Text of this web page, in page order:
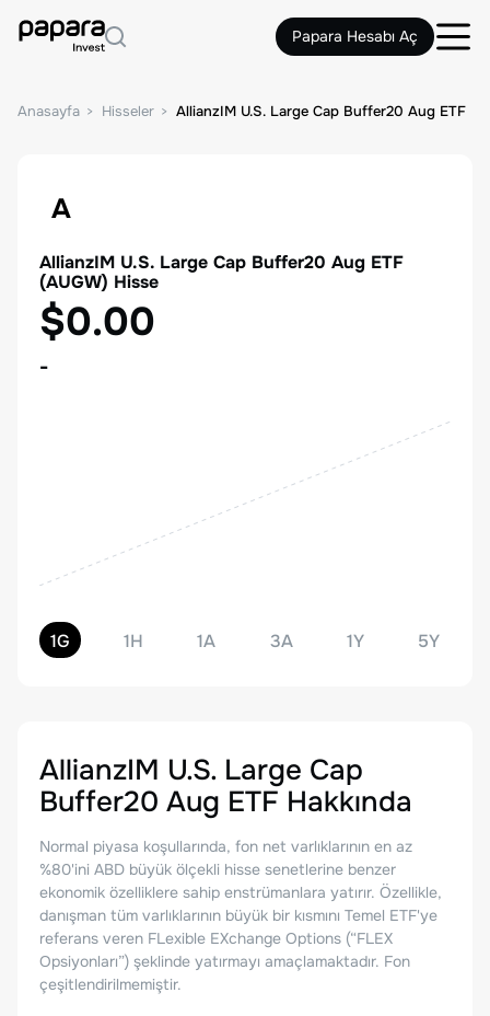
Papara Hesabı Aç
Anasayfa Hisseler AllianzIM U.S. Large Cap Buffer20 Aug ETF
A
AllianzIM U.S. Large Cap Buffer20 Aug ETF
(AUGW) Hisse
$0.00
-
1G 1H 1A 3A 1Y 5Y
AllianzIM U.S. Large Cap
Buffer20 Aug ETF Hakkında
Normal piyasa koşullarında, fon net varlıklarının en az
%80'ini ABD büyük ölçekli hisse senetlerine benzer
ekonomik özelliklere sahip enstrümanlara yatırır. Özellikle,
danışman tüm varlıklarının büyük bir kısmını Temel ETF'ye
referans veren FLexible EXchange Options (“FLEX
Opsiyonları”) şeklinde yatırmayı amaçlamaktadır. Fon
çeşitlendirilmemiştir.